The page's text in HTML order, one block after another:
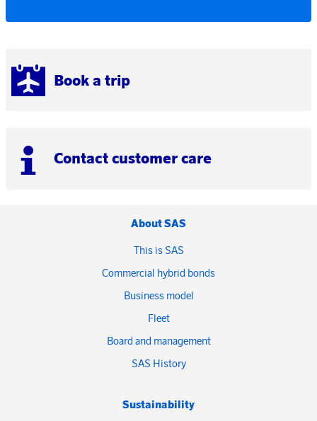
Book a trip
Contact customer care
About SAS
This is SAS
Commercial hybrid bonds
Business model
Fleet
Board and management
SAS History
Sustainability